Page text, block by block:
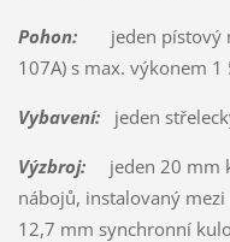
Pohon:jeden pístový
107A) s max. výkonem 1
Vybavení:jeden
Výzbroj:jeden 20 mm
nábojů, instalovaný
12,7 mm synchronní